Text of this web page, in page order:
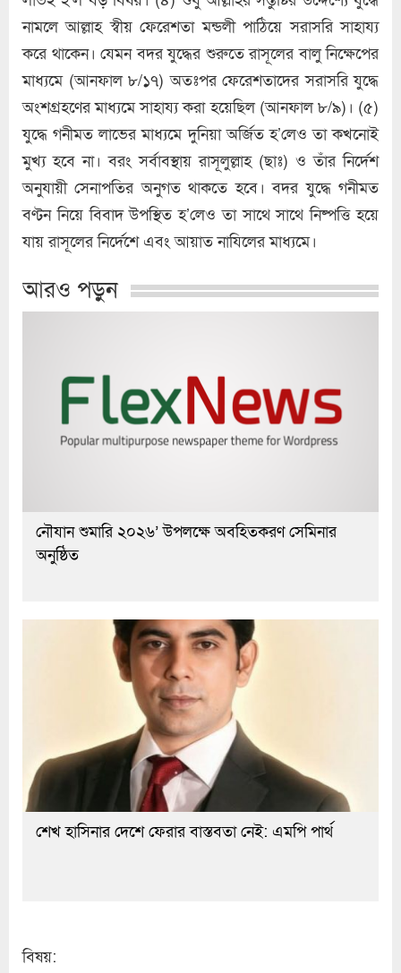
নামলে আল্লাহ স্বীয় ফেরেশতা মন্ডলী পাঠিয়ে সরাসরি সাহায্য
করে থাকেন। যেমন বদর যুদ্ধের শুরুতে রাসূলের বালু নিক্ষেপের
মাধ্যমে (আনফাল ৮/১৭) অতঃপর ফেরেশতাদের সরাসরি যুদ্ধে
অংশগ্রহণের মাধ্যমে সাহায্য করা হয়েছিল (আনফাল ৮/৯)। (৫)
যুদ্ধে গনীমত লাভের মাধ্যমে দুনিয়া অর্জিত হ’লেও তা কখনোই
মুখ্য হবে না। বরং সর্বাবস্থায় রাসূলুল্লাহ (ছাঃ) ও তাঁর নির্দেশ
অনুযায়ী সেনাপতির অনুগত থাকতে হবে। বদর যুদ্ধে গনীমত
বণ্টন নিয়ে বিবাদ উপস্থিত হ’লেও তা সাথে সাথে নিষ্পত্তি হয়ে
যায় রাসূলের নির্দেশে এবং আয়াত নাযিলের মাধ্যমে।
আরও পড়ুন
নৌযান শুমারি ২০২৬’ উপলক্ষে অবহিতকরণ সেমিনার
অনুষ্ঠিত
শেখ হাসিনার দেশে ফেরার বাস্তবতা নেই: এমপি পার্থ
বিষয়: